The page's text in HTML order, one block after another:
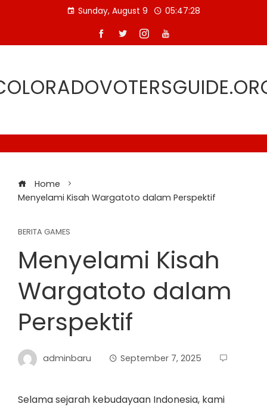
Sunday, August 9 05:47:29
Home
Menyelami Kisah Wargatoto dalam Perspektif
BERITA GAMES
Menyelami Kisah
Wargatoto dalam
Perspektif
adminbaru September 7, 2025
Selama sejarah kebudayaan Indonesia, kami